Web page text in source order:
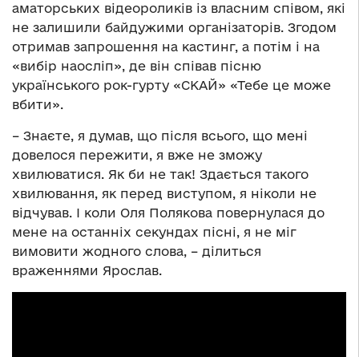
аматорських відеороликів із власним співом, які
не залишили байдужими організаторів. Згодом
отримав запрошення на кастинг, а потім і на
«вибір наосліп», де він співав пісню
українського рок-гурту «СКАЙ» «Тебе це може
вбити».
– Знаєте, я думав, що після всього, що мені
довелося пережити, я вже не зможу
хвилюватися. Як би не так! Здається такого
хвилювання, як перед виступом, я ніколи не
відчував. І коли Оля Полякова повернулася до
мене на останніх секундах пісні, я не міг
вимовити жодного слова, – ділиться
враженнями Ярослав.